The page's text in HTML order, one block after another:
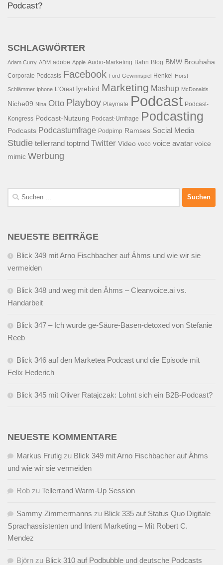
Podcast?
SCHLAGWÖRTER
Adam Curry ADM adobe Apple Audio-Marketing Bahn Blog BMW Brouhaha
Corporate Podcasts Facebook Ford Gewinnspiel Henkel Horst
Schlämmer iphone L'Oreal lyrebird Marketing Mashup McDonalds
Niche09 Nina Otto Playboy Playmate Podcast Podcast-
Kongress Podcast-Nutzung Podcast-Umfrage Podcasting
Podcasts Podcastumfrage Podpimp Ramses Social Media
Studie tellerrand toptrnd Twitter Video voco voice avatar voice
mimic Werbung
Suchen
nach:
NEUESTE BEITRÄGE
Blick 349 mit Arno Fischbacher auf Ähms und wie wir sie
vermeiden
Blick 348 und weg mit den Ähms – Cleanvoice.ai vs.
Handarbeit
Blick 347 – Ich wurde ge-Säure-Basen-detoxed von Stefanie
Reeb
Blick 346 auf den Marketea Podcast und die Episode mit
Felix Hederich
Blick 345 mit Oliver Ratajczak: Lohnt sich ein B2B-Podcast?
NEUESTE KOMMENTARE
Markus Frutig zu Blick 349 mit Arno Fischbacher auf Ähms
und wie wir sie vermeiden
Rob zu Tellerrand Warm-Up Session
Sammy Zimmermanns zu Blick 335 auf Status Quo Digitale
Sprachassistenten und Intent Marketing – Mit Robert C.
Mendez
Björn zu Blick 310 auf Podbubble und deutsche Podcasts